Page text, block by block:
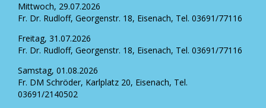
Mittwoch, 29.07.2026
Fr. Dr. Rudloff, Georgenstr. 18, Eisenach, Tel. 03691/77116
Freitag, 31.07.2026
Fr. Dr. Rudloff, Georgenstr. 18, Eisenach, Tel. 03691/77116
Samstag, 01.08.2026
Fr. DM Schröder, Karlplatz 20, Eisenach, Tel.
03691/2140502